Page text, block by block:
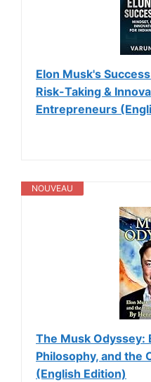
Elon Musk's
Risk-Taking &
Entrepreneurs
NOUVEAU
The Musk Odyssey:
Philosophy, and the
(English Edition)